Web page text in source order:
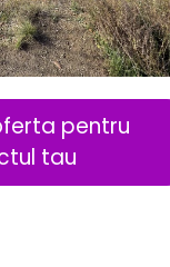
pentru
tau